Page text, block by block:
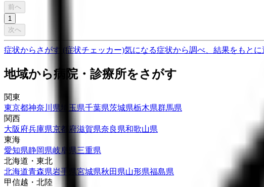
前へ
1
次へ
症状からさがす (症状チェッカー)気になる症状から調べ、結果をもと
地域から病院・診療所をさがす
関東
東京都神奈川県埼玉県千葉県茨城県栃木県群馬県
関西
大阪府兵庫県京都府滋賀県奈良県和歌山県
東海
愛知県静岡県岐阜県三重県
北海道・東北
北海道青森県岩手県宮城県秋田県山形県福島県
甲信越・北陸